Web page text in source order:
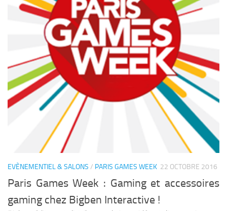
EVÈNEMENTIEL & SALONS / PARIS GAMES WEEK 22 OCTOBRE 2016
Paris Games Week : Gaming et accessoires
gaming chez Bigben Interactive !